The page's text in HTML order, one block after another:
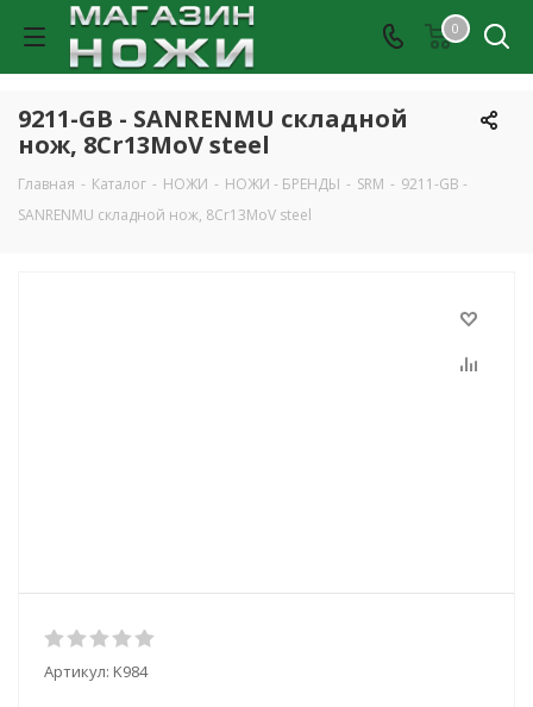
0
9211-GB - SANRENMU складной
нож, 8Cr13MoV steel
Главная - Каталог - НОЖИ - НОЖИ - БРЕНДЫ - SRM - 9211-GB -
SANRENMU складной нож, 8Cr13MoV steel
Артикул: K984